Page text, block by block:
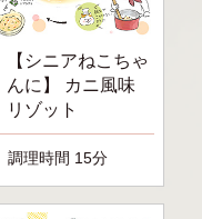
【シニアねこちゃ
んに】 カニ風味
リゾット
調理時間 15分